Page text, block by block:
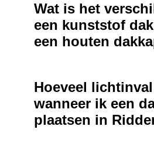
Wat is het
een kunststof
een houten
Hoeveel
wanneer ik een
plaatsen in